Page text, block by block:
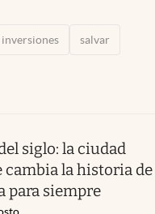
inversiones salvar
siglo: la ciudad
cambia la historia de
para siempre